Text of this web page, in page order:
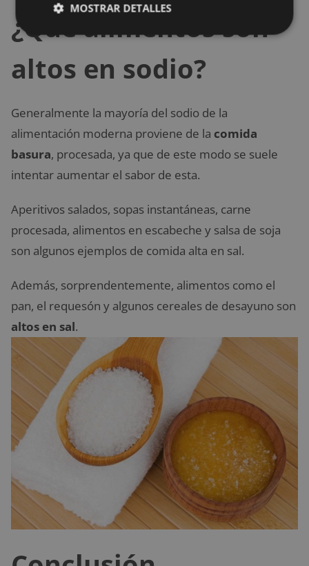
¿Qué alimentos son
altos en sodio?
Generalmente la mayoría del sodio de la
alimentación moderna proviene de la comida
basura, procesada, ya que de este modo se suele
intentar aumentar el sabor de esta.
Aperitivos salados, sopas instantáneas, carne
procesada, alimentos en escabeche y salsa de soja
son algunos ejemplos de comida alta en sal.
Además, sorprendentemente, alimentos como el
pan, el requesón y algunos cereales de desayuno son
altos en sal.
MOSTRAR DETALLES